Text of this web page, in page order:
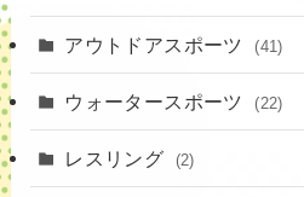
(37)
(18)
(20)
(14)
(10)
アウトドアスポーツ (41)
(4)
(8)
ウォータースポーツ (22)
(7)
レスリング (2)